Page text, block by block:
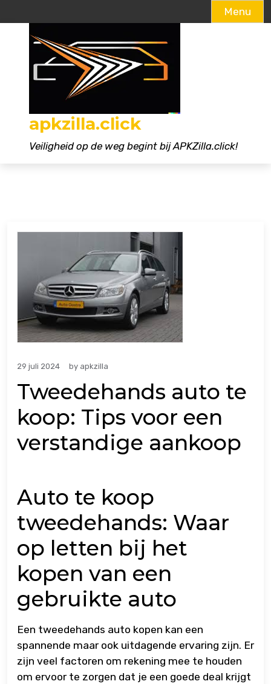
Menu
apkzilla.click
Veiligheid op de weg begint bij APKZilla.click!
29 juli 2024 by apkzilla
Tweedehands auto te
koop: Tips voor een
verstandige aankoop
Auto te koop
tweedehands: Waar
op letten bij het
kopen van een
gebruikte auto
Een tweedehands auto kopen kan een
spannende maar ook uitdagende ervaring zijn. Er
zijn veel factoren om rekening mee te houden
om ervoor te zorgen dat je een goede deal krijgt